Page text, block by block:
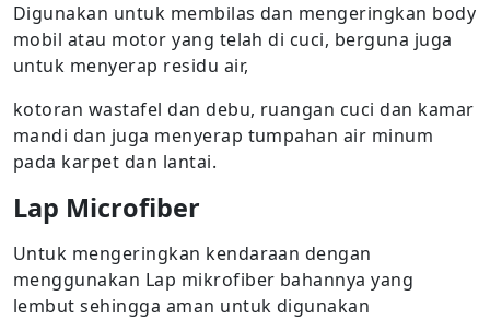
Digunakan untuk membilas dan mengeringkan body
mobil atau motor yang telah di cuci, berguna juga
untuk menyerap residu air,
kotoran wastafel dan debu, ruangan cuci dan kamar
mandi dan juga menyerap tumpahan air minum
pada karpet dan lantai.
Lap Microfiber
Untuk mengeringkan kendaraan dengan
menggunakan Lap mikrofiber bahannya yang
lembut sehingga aman untuk digunakan